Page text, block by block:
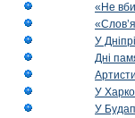
«Не
У
Дні
У
У